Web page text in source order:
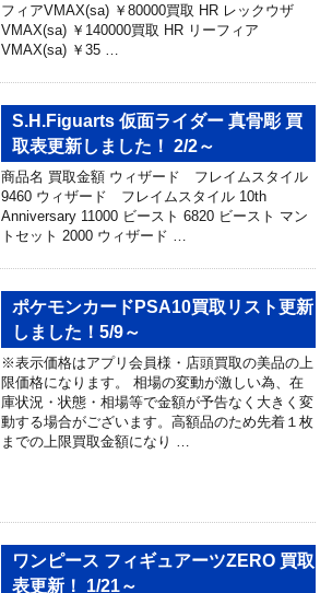
フィアVMAX(sa) ￥80000買取 HR レックウザ
VMAX(sa) ￥140000買取 HR リーフィア
VMAX(sa) ￥35 …
S.H.Figuarts 仮面ライダー 真骨彫 買
取表更新しました！ 2/2～
商品名 買取金額 ウィザード フレイムスタイル
9460 ウィザード フレイムスタイル 10th
Anniversary 11000 ビースト 6820 ビースト マン
トセット 2000 ウィザード …
ポケモンカードPSA10買取リスト更新
しました！5/9～
※表示価格はアプリ会員様・店頭買取の美品の上
限価格になります。 相場の変動が激しい為、在
庫状況・状態・相場等で金額が予告なく大きく変
動する場合がございます。高額品のため先着１枚
までの上限買取金額になり …
ワンピース フィギュアーツZERO 買取
表更新！ 1/21～